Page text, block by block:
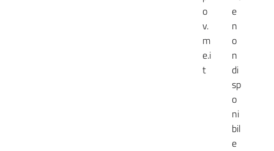
o
v.
m
e.i
t
e
n
o
n
di
sp
o
ni
bil
e